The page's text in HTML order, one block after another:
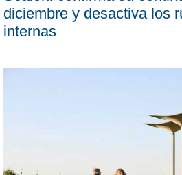
diciembre y desactiva los
internas